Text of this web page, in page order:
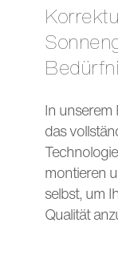
Korrekturgläser und
In unserem
das
montieren
selbst, um
Qualität